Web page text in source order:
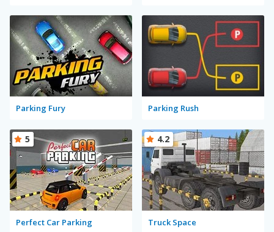
Parking Fury Parking Rush
Perfect Car Parking
5
Truck Space
4.2